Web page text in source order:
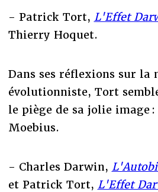
- Patrick Tort, L'Effet
Thierry Hoquet.
Dans ses réflexions sur la
évolutionniste, Tort
le piège de sa jolie image
Moebius.
- Charles Darwin,
et Patrick Tort, L'Effet